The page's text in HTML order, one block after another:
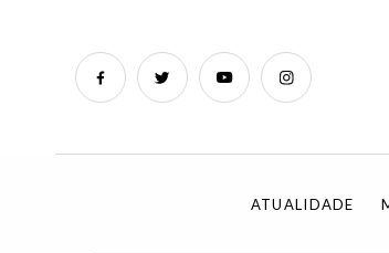
ATUALIDADE